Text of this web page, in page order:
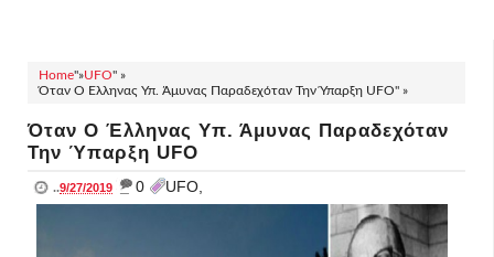
Home"»UFO" »
Όταν Ο Έλληνας Υπ. Άμυνας Παραδεχόταν Την Ύπαρξη UFO" »
Όταν Ο Έλληνας Υπ. Άμυνας Παραδεχόταν
Την Ύπαρξη UFO
..9/27/2019 _ 0 UFO,